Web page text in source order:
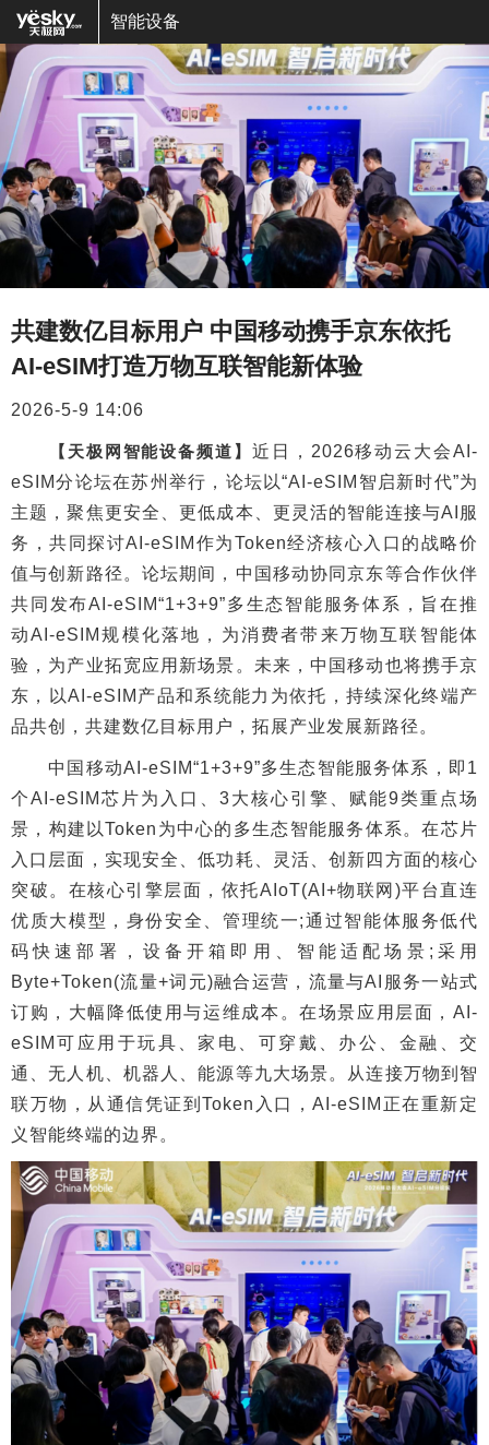
智能设备
共建数亿目标用户 中国移动携手京东依托
AI-eSIM打造万物互联智能新体验
2026-5-9 14:06
【天极网智能设备频道】 近日，2026移动云大会AI-
eSIM分论坛在苏州举行，论坛以“AI-eSIM智启新时代”为
主题，聚焦更安全、更低成本、更灵活的智能连接与AI服
务，共同探讨AI-eSIM作为Token经济核心入口的战略价
值与创新路径。论坛期间，中国移动协同京东等合作伙伴
共同发布AI-eSIM“1+3+9”多生态智能服务体系，旨在推
动AI-eSIM规模化落地，为消费者带来万物互联智能体
验，为产业拓宽应用新场景。未来，中国移动也将携手京
东，以AI-eSIM产品和系统能力为依托，持续深化终端产
品共创，共建数亿目标用户，拓展产业发展新路径。
中国移动AI-eSIM“1+3+9”多生态智能服务体系，即1
个AI-eSIM芯片为入口、3大核心引擎、赋能9类重点场
景，构建以Token为中心的多生态智能服务体系。在芯片
入口层面，实现安全、低功耗、灵活、创新四方面的核心
突破。在核心引擎层面，依托AIoT(AI+物联网)平台直连
优质大模型，身份安全、管理统一;通过智能体服务低代
码快速部署，设备开箱即用、智能适配场景;采用
Byte+Token(流量+词元)融合运营，流量与AI服务一站式
订购，大幅降低使用与运维成本。在场景应用层面，AI-
eSIM可应用于玩具、家电、可穿戴、办公、金融、交
通、无人机、机器人、能源等九大场景。从连接万物到智
联万物，从通信凭证到Token入口，AI-eSIM正在重新定
义智能终端的边界。